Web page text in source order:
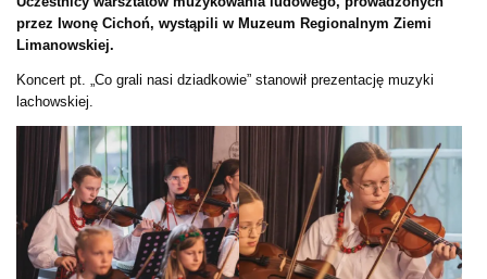
przez Iwonę Cichoń, wystąpili w Muzeum Regionalnym Ziemi
Limanowskiej.
Koncert pt. „Co grali nasi dziadkowie” stanowił prezentację muzyki
lachowskiej.